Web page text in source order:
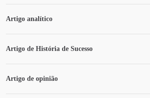
Artigo analítico
Artigo de História de Sucesso
Artigo de opinião